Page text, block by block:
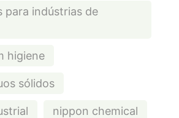
para indústrias de
higiene
sólidos
nippon chemical